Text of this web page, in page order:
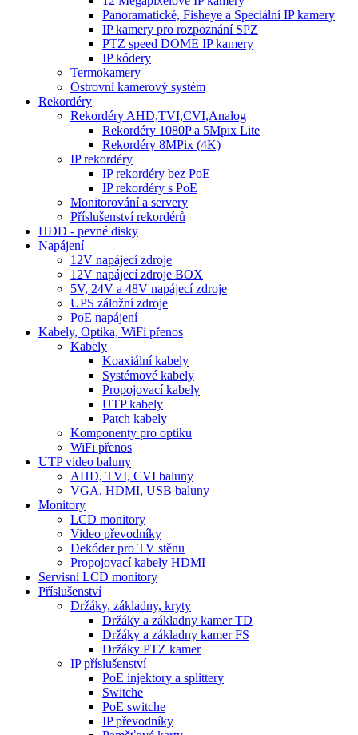
Panoramatické, Fisheye a Speciální IP kamery
IP kamery pro rozpoznání SPZ
PTZ speed DOME IP kamery
IP kódery
Termokamery
Ostrovní kamerový systém
Rekordéry
Rekordéry AHD,TVI,CVI,Analog
Rekordéry 1080P a 5Mpix Lite
Rekordéry 8MPix (4K)
IP rekordéry
IP rekordéry bez PoE
IP rekordéry s PoE
Monitorování a servery
Příslušenství rekordérů
HDD - pevné disky
Napájení
12V napájecí zdroje
12V napájecí zdroje BOX
5V, 24V a 48V napájecí zdroje
UPS záložní zdroje
PoE napájení
Kabely, Optika, WiFi přenos
Kabely
Koaxiální kabely
Systémové kabely
Propojovací kabely
UTP kabely
Patch kabely
Komponenty pro optiku
WiFi přenos
UTP video baluny
AHD, TVI, CVI baluny
VGA, HDMI, USB baluny
Monitory
LCD monitory
Video převodníky
Dekóder pro TV stěnu
Propojovací kabely HDMI
Servisní LCD monitory
Příslušenství
Držáky, základny, kryty
Držáky a základny kamer TD
Držáky a základny kamer FS
Držáky PTZ kamer
IP příslušenství
PoE injektory a splittery
Switche
PoE switche
IP převodníky